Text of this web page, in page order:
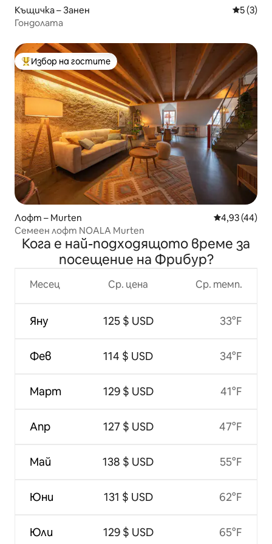
Къщичка – Занен Средна
5 (3)
Гондолата
Най-популярен избор на гостите
Избор на гостите
Лофт – Murten Средна
4,93 (44)
Семеен лофт NOALA Murten
Кога е най-подходящото време за
посещение на Фрибур?
Месец
Яну
Фев
Март
Апр
Май
Юни
Юли
Ср. цена
125 $ USD
114 $ USD
129 $ USD
127 $ USD
138 $ USD
131 $ USD
129 $ USD
Ср. темп.
33°F
34°F
41°F
47°F
55°F
62°F
65°F